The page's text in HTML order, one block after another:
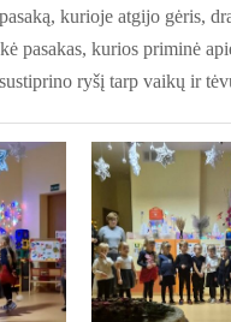
kurioje atgijo gėris,
pasakas, kurios priminė
ryšį tarp vaikų ir